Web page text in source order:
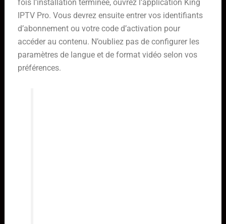
fois l’installation terminée, ouvrez l’application King
IPTV Pro. Vous devrez ensuite entrer vos identifiants
d’abonnement ou votre code d’activation pour
accéder au contenu. N’oubliez pas de configurer les
paramètres de langue et de format vidéo selon vos
préférences.